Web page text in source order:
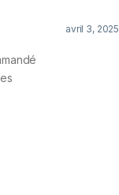
avril 3, 2025